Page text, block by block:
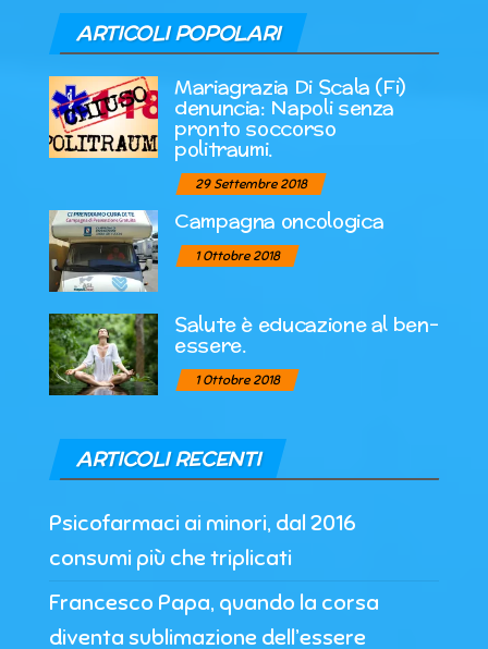
ARTICOLI POPOLARI
Mariagrazia Di Scala (Fi)
denuncia: Napoli senza
pronto soccorso
politraumi.
29 Settembre 2018
Campagna oncologica
1 Ottobre 2018
Salute è educazione al ben-
essere.
1 Ottobre 2018
ARTICOLI RECENTI
Psicofarmaci ai minori, dal 2016
consumi più che triplicati
Francesco Papa, quando la corsa
diventa sublimazione dell’essere